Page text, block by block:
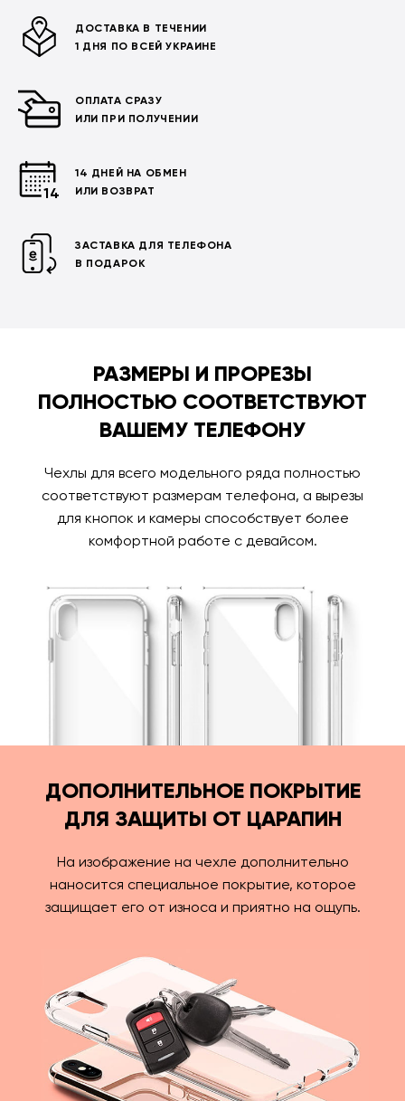
ДОСТАВКА В ТЕЧЕНИИ
1 ДНЯ ПО ВСЕЙ УКРАИНЕ
ОПЛАТА СРАЗУ
ИЛИ ПРИ ПОЛУЧЕНИИ
14 ДНЕЙ НА ОБМЕН
ИЛИ ВОЗВРАТ
ЗАСТАВКА ДЛЯ ТЕЛЕФОНА
В ПОДАРОК
РАЗМЕРЫ И ПРОРЕЗЫ
ПОЛНОСТЬЮ СООТВЕТСТВУЮТ
ВАШЕМУ ТЕЛЕФОНУ
Чехлы для всего модельного ряда полностью
соответствуют размерам телефона, а вырезы
для кнопок и камеры способствует более
комфортной работе с девайсом.
ДОПОЛНИТЕЛЬНОЕ ПОКРЫТИЕ
ДЛЯ ЗАЩИТЫ ОТ ЦАРАПИН
На изображение на чехле дополнительно
наносится специальное покрытие, которое
защищает его от износа и приятно на ощупь.